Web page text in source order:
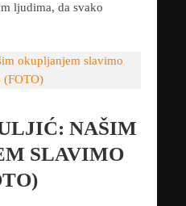
ljudima, da svako
NAŠIM
SLAVIMO